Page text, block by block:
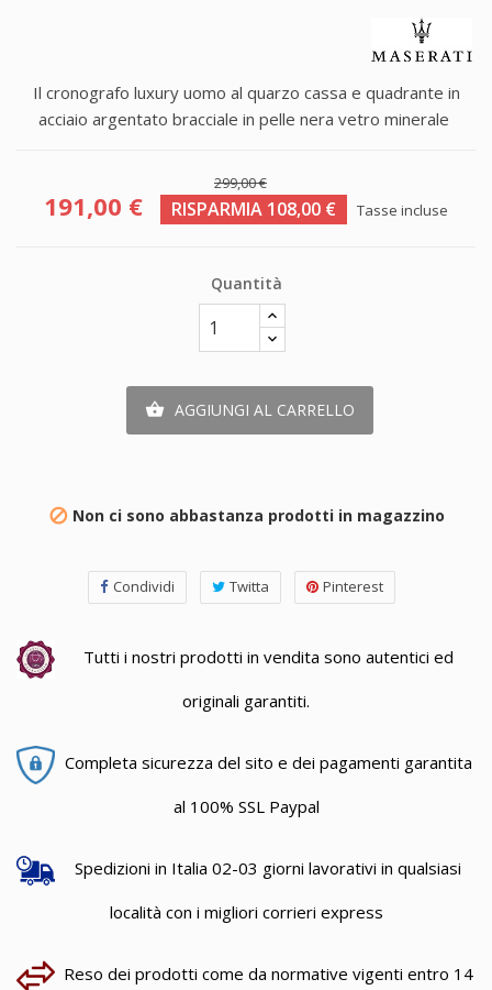
Il cronografo luxury uomo al quarzo cassa e quadrante in
acciaio argentato bracciale in pelle nera vetro minerale
299,00 €
191,00 € RISPARMIA 108,00 € Tasse incluse
Quantità
 AGGIUNGI AL CARRELLO
 Non ci sono abbastanza prodotti in magazzino
Condividi Twitta Pinterest
Tutti i nostri prodotti in vendita sono autentici ed
originali garantiti.
Completa sicurezza del sito e dei pagamenti garantita
al 100% SSL Paypal
Spedizioni in Italia 02-03 giorni lavorativi in qualsiasi
località con i migliori corrieri express
Reso dei prodotti come da normative vigenti entro 14